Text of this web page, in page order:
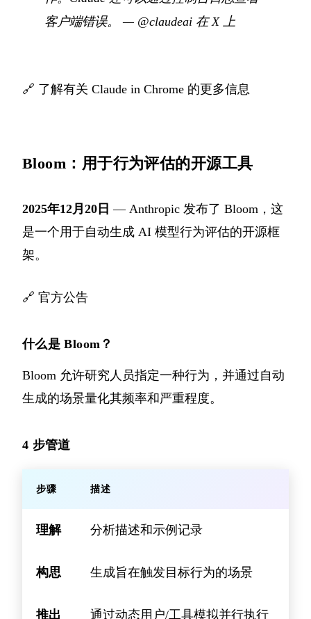
客户端错误。
— @claudeai 在 X 上
🔗 了解有关 Claude in Chrome 的更多信息
Bloom：用于行为评估的开源工具
2025年12月20日 — Anthropic 发布了 Bloom，这
是一个用于自动生成 AI 模型行为评估的开源框
架。
🔗 官方公告
什么是 Bloom？
Bloom 允许研究人员指定一种行为，并通过自动
生成的场景量化其频率和严重程度。
4 步管道
步骤 描述
理解 分析描述和示例记录
构思 生成旨在触发目标行为的场景
推出 通过动态用户/工具模拟并行执行